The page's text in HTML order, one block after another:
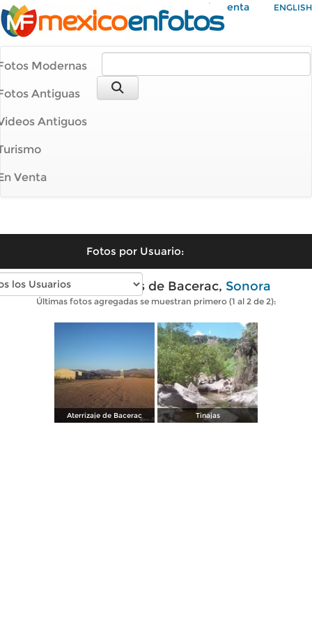
Mi Cuenta ENGLISH
Modernas
Antiguas
Antiguos
Venta
Fotos por Usuario:
Fotos modernas de Bacerac, Sonora
Últimas fotos agregadas se muestran primero (1 al 2 de 2):
Aterrizaje de Bacerac Tinajas